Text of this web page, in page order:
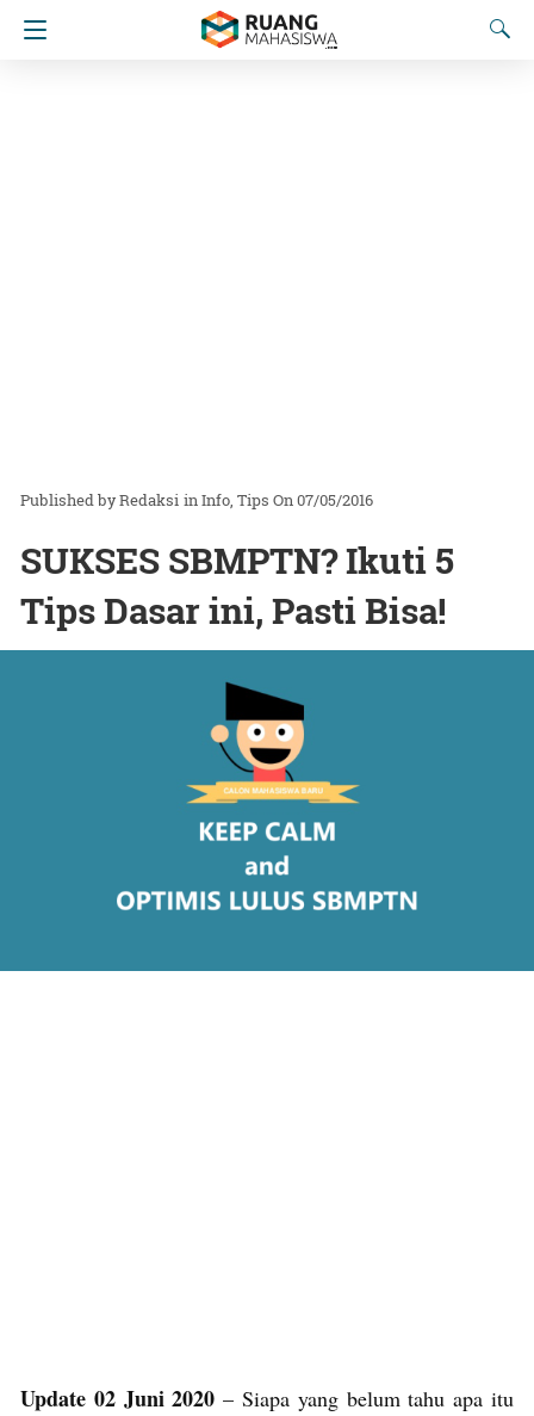
Redaksi inInfo Tips On 07/05/2016
SUKSES SBMPTN? Ikuti 5
Tips Dasar ini, Pasti Bisa!
Update 02 Juni 2020 – Siapa yang belum tahu apa itu